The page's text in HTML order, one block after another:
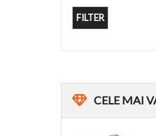
FILTER
CELEMAI